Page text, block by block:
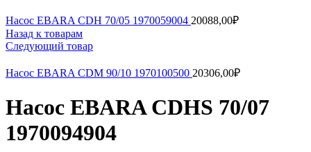
Насос EBARA CDH 70/05 1970059004 20088,00₽
Назад к товарам
Следующий товар
Насос EBARA CDM 90/10 1970100500 20306,00₽
Насос EBARA CDHS 70/07
1970094904